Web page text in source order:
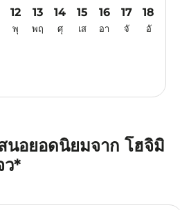
12
พุ
13
พฤ
14
ศุ
15
เส
16
อา
17
จั
18
อั
นอยอดนิยมจาก โฮจิมิ
ว*